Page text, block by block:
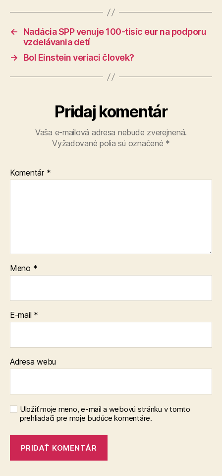
←
Nadácia SPP venuje 100-tisíc eur na podporu
vzdelávania detí
→
Bol Einstein veriaci človek?
Pridaj komentár
Vaša e-mailová adresa nebude zverejnená.
Vyžadované polia sú označené *
Komentár *
Meno *
E-mail *
Adresa webu
Uložiť moje meno, e-mail a webovú stránku v tomto
prehliadači pre moje budúce komentáre.